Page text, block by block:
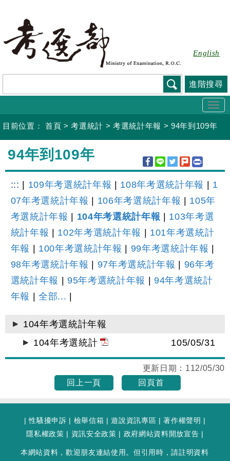
要
容
English
進階搜尋
目前位置： 首頁 >考選統計 >考選統計年報 >94年到109年
94年到109年
::: 109年考選統計年報 108年考選統計年報
1
07年考選統計年報
106年考選統計年報
105年
考選統計年報
104年考選統計年報
103年考選
統計年報
102年考選統計年報
101年考選統計
年報
100年考選統計年報 99年考選統計年報
98年考選統計年報
97年考選統計年報
96年考
選統計年報
|95年考選統計年報 |94年考選統計
年報
|全部...
104年考選統計年報
104年考選統計
105/05/31
更新日期： 112/05/30
回上一頁
回頁首
|性騷擾申訴 | 檢舉信箱 |遊說資訊專區 |著作權聲明 |
隱私權政策 | 資訊安全政策 | 政府網站資料開放宣告 |
本網站資料，歡迎朋友連結使用。但引用時，請註明資料